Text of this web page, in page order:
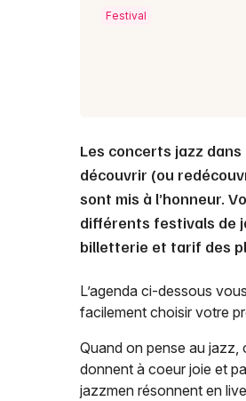
Festival
Les concerts jazz dans
découvrir (ou
sont mis à l’honneur.
différents festivals de
billetterie et tarif des
L’agenda ci-dessous
facilement choisir votre
Quand on pense au jazz,
donnent à coeur joie et
jazzmen résonnent en